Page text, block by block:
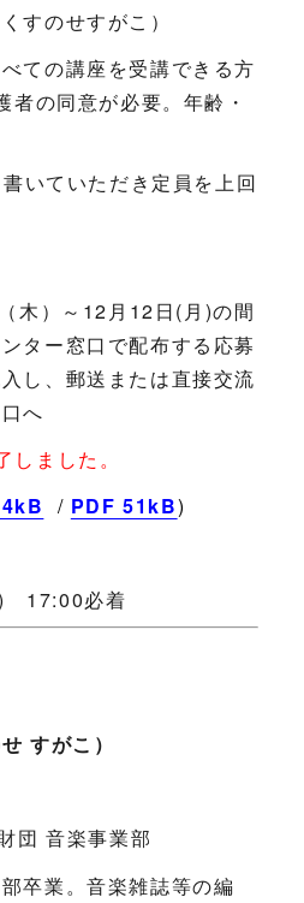
すのせすがこ）
ての講座を受講できる方
の同意が必要。年齢・
いていただき定員を上回
木）～12月12日(月)の間
ター窓口で配布する応募
し、郵送または直接交流
へ
ました。
/ PDF 51kB)
) 17:00必着
すがこ）
団 音楽事業部
卒業。音楽雑誌等の編